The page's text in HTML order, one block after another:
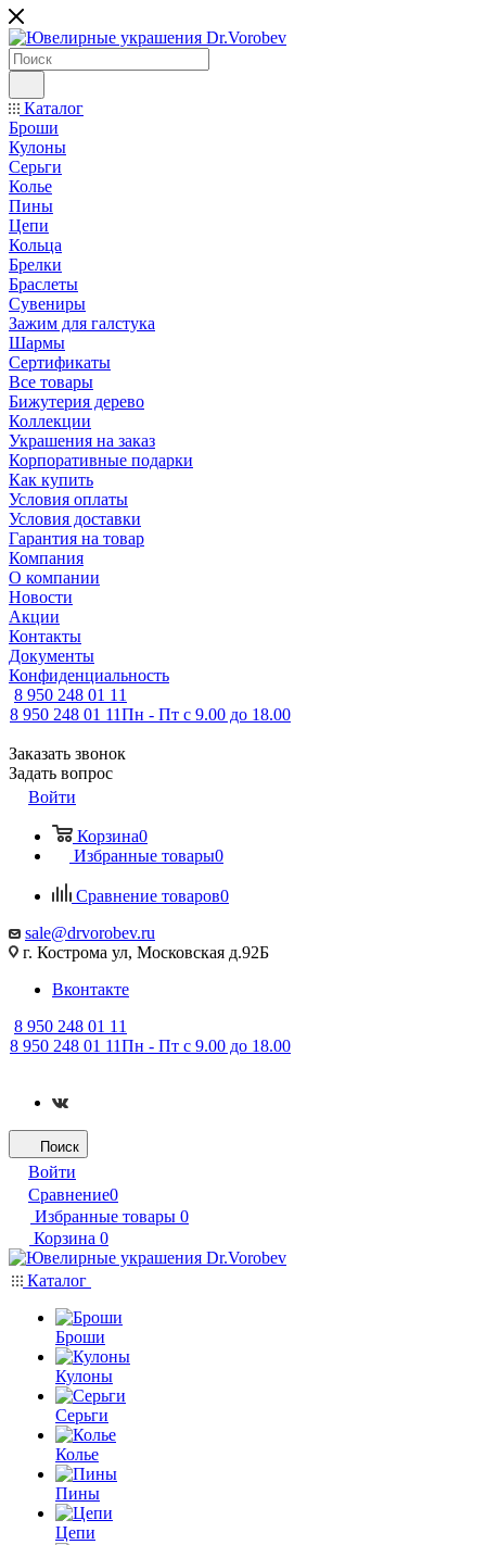
Каталог
Броши
Кулоны
Серьги
Колье
Пины
Цепи
Кольца
Брелки
Браслеты
Сувениры
Зажим для галстука
Шармы
Сертификаты
Все товары
Бижутерия дерево
Коллекции
Украшения на заказ
Корпоративные подарки
Как купить
Условия оплаты
Условия доставки
Гарантия на товар
Компания
О компании
Новости
Акции
Контакты
Документы
Конфиденциальность
8 950 248 01 11
8 950 248 01 11Пн - Пт с 9.00 до 18.00
Заказать звонок
Задать вопрос
Войти
Корзина0
Избранные товары0
Сравнение товаров0
sale@drvorobev.ru
г. Кострома ул, Московская д.92Б
Вконтакте
8 950 248 01 11
8 950 248 01 11Пн - Пт с 9.00 до 18.00
Поиск
Войти
Сравнение0
Избранные товары 0
Корзина 0
Каталог
Броши
Кулоны
Серьги
Колье
Пины
Цепи